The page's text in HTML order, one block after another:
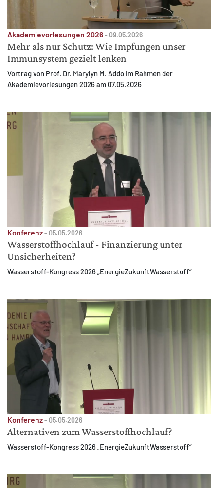
Akademievorlesungen 2026- 09.05.2026
Mehr als nur Schutz: Wie Impfungen unser
Immunsystem gezielt lenken
Vortrag von Prof. Dr. Marylyn M. Addo im Rahmen der
Akademievorlesungen 2026 am 07.05.2026
Konferenz- 05.05.2026
Wasserstoffhochlauf - Finanzierung unter
Unsicherheiten?
Wasserstoff-Kongress 2026 „EnergieZukunftWasserstoff“
Konferenz- 05.05.2026
Alternativen zum Wasserstoffhochlauf?
Wasserstoff-Kongress 2026 „EnergieZukunftWasserstoff“